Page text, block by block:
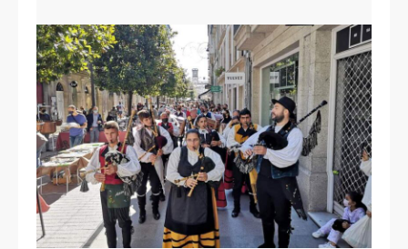
Comarcas
Baixo Miño
Localidades
A Guarda, El Rosal, Tomiño
Denominación
Treboada y Fiesta del Monte
Fechas
Fiesta del Monte: segunda semana de agosto.
Otras treboadas: en carnavales, navidad y otras
fiestas